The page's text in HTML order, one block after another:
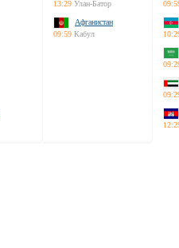
13:29 Улан-Батор
Афганистан
09:59 Кабул